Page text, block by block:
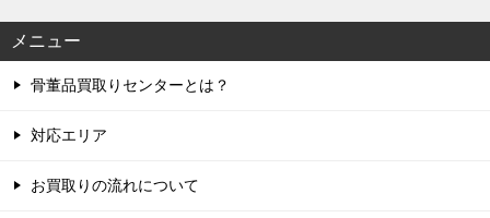
メニュー
骨董品買取りセンターとは？
対応エリア
お買取りの流れについて